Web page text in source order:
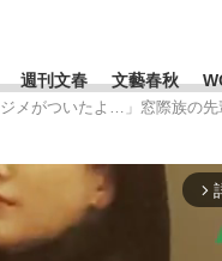
週刊文春 文藝春秋
メがついたよ…」窓際族の
arrow_forward_ios